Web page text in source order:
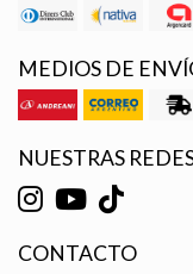
MEDIOS DE
NUESTRAS
CONTACTO